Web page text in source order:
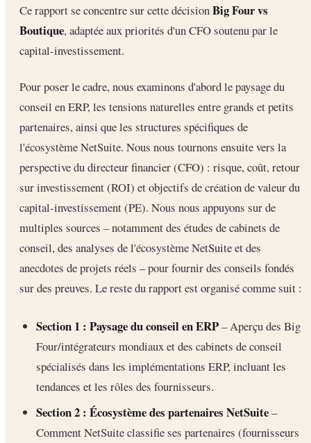
Ce rapport se concentre sur cette décisionBig Four vs
Boutique, adaptée aux priorités d'un CFO soutenu par le
capital-investissement.
Pour poser le cadre, nous examinons d'abord le paysage du
conseil en ERP, les tensions naturelles entre grands et petits
partenaires, ainsi que les structures spécifiques de
l'écosystème NetSuite. Nous nous tournons ensuite vers la
perspective du directeur financier (CFO) : risque, coût, retour
sur investissement (ROI) et objectifs de création de valeur du
capital-investissement (PE). Nous nous appuyons sur de
multiples sources – notamment des études de cabinets de
conseil, des analyses de l'écosystème NetSuite et des
anecdotes de projets réels – pour fournir des conseils fondés
sur des preuves. Le reste du rapport est organisé comme suit :
Section 1 : Paysage du conseil en ERP– Aperçu des Big
Four/intégrateurs mondiaux et des cabinets de conseil
spécialisés dans les implémentations ERP, incluant les
tendances et les rôles des fournisseurs.
Section 2 : Écosystème des partenaires NetSuite–
Comment NetSuite classifie ses partenaires (fournisseurs